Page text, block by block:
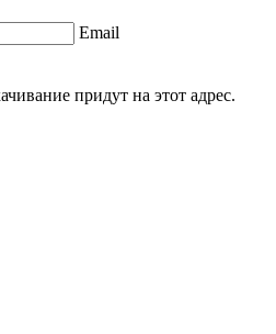
Email
придут на этот адрес.